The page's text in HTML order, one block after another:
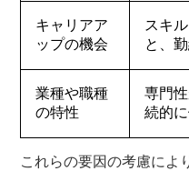
キャリアア
ップの機会
スキ
と、
業種や職種
の特性
専門
続的
これらの要因の考慮によ